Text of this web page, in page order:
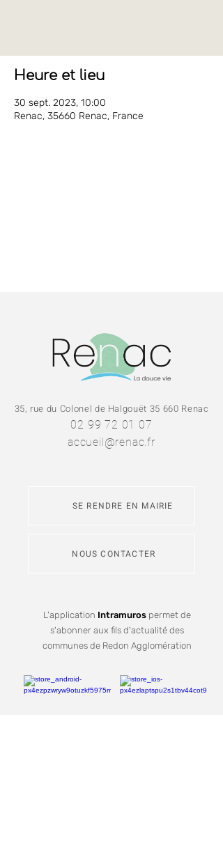
Heure et lieu
30 sept. 2023, 10:00
Renac, 35660 Renac, France
35, rue du Colonel de Halgouët 35 660 Renac
02 99 72 01 07
accueil@renac.fr
SE RENDRE EN MAIRIE
NOUS CONTACTER
L'application Intramurospermet de
s'abonner aux fils d'actualité des
communes de Redon Agglomération